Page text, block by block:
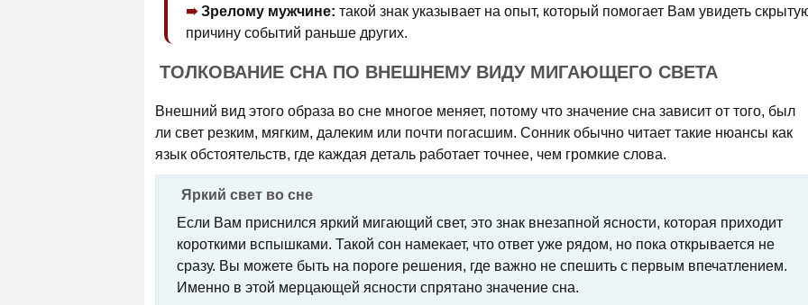
Зрелому мужчине: такой знак указывает на опыт, который помогает Вам увидеть
причину событий раньше других.
ТОЛКОВАНИЕ СНА ПО ВНЕШНЕМУ ВИДУ МИГАЮЩЕГО СВЕТА
Внешний вид этого образа во сне многое меняет, потому что значение сна зависит от того, был
ли свет резким, мягким, далеким или почти погасшим. Сонник обычно читает такие нюансы как
язык обстоятельств, где каждая деталь работает точнее, чем громкие слова.
Яркий свет во сне
Если Вам приснился яркий мигающий свет, это знак внезапной ясности, которая приходит
короткими вспышками. Такой сон намекает, что ответ уже рядом, но пока открывается не
сразу. Вы можете быть на пороге решения, где важно не спешить с первым впечатлением.
Именно в этой мерцающей ясности спрятано значение сна.